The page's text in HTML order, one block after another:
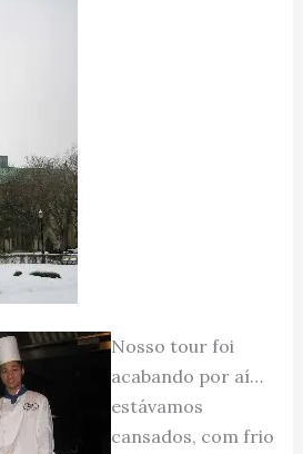
Nosso tour foi
acabando por aí…
estávamos
cansados, com frio